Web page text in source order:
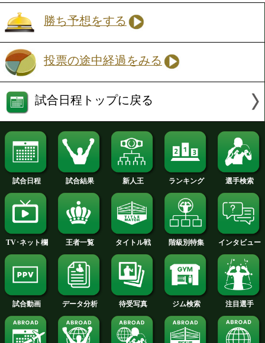
WBCインターナショナル
Lフライ級王座決定12回戦
鬼ヶ島 竜(三迫)
VS
Benezer Alolod(比)
勝ち予想をする
投票の途中経過をみる
試合日程トップに戻る